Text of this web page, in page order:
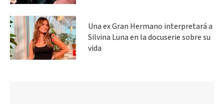
Una ex Gran Hermano interpretará a
Silvina Luna en la docuserie sobre su
vida